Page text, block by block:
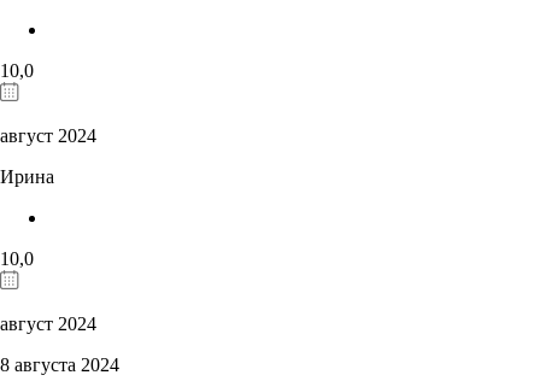
10,0
август 2024
Ирина
10,0
август 2024
8 августа 2024